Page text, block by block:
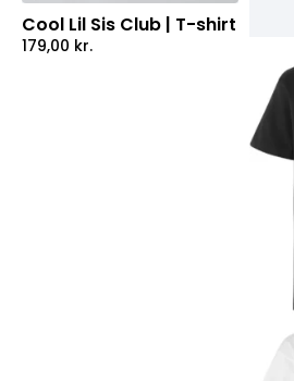
Cool Lil Sis Club | T-shirt
179,00 kr.